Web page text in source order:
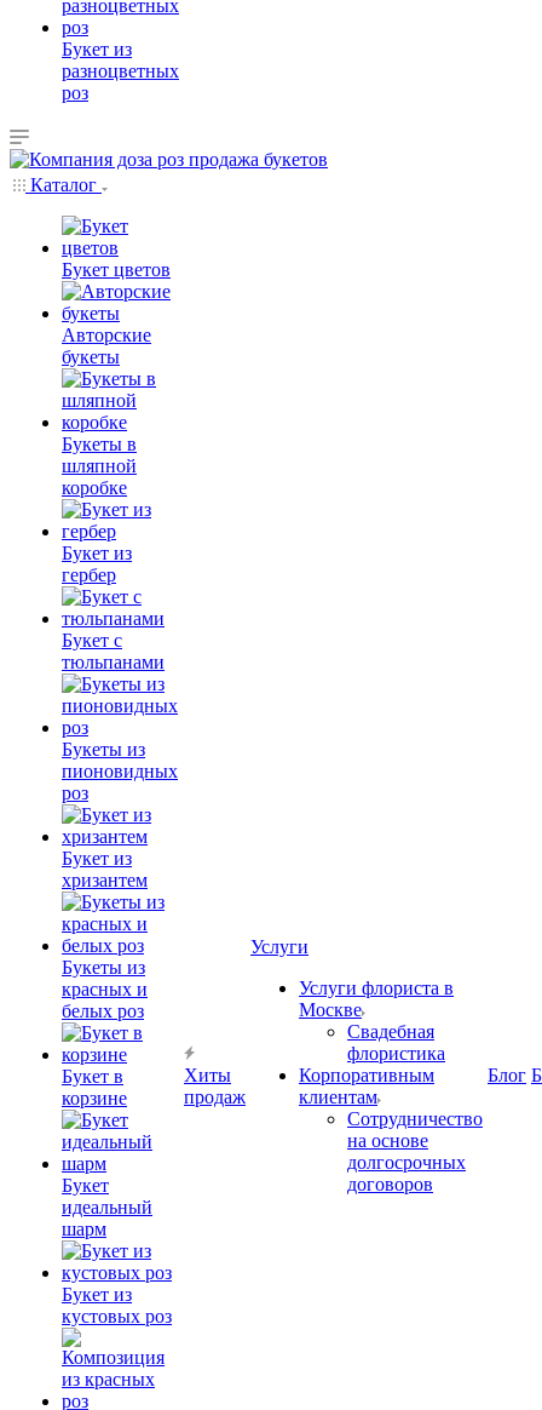
Букет из
разноцветных
роз
Каталог
Букет цветов
Авторские
букеты
Букеты в
шляпной
коробке
Букет из
гербер
Букет с
тюльпанами
Букеты из
пионовидных
роз
Букет из
хризантем
Букеты из
красных и
белых роз
Букет в
корзине
Букет
идеальный
шарм
Букет из
кустовых роз
Хиты
продаж
Услуги
Услуги флориста в
Москве
Свадебная
флористика
Корпоративным
клиентам
Сотрудничество
на основе
долгосрочных
договоров
Блог